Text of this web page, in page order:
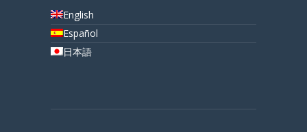
English
Español
日本語